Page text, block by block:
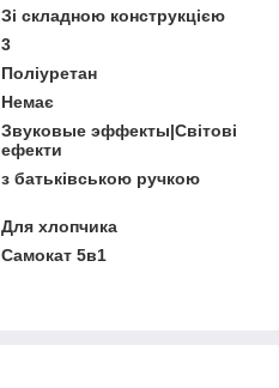
Зі складною конструкцією
3
Поліуретан
Немає
Звуковые эффекты|Світові
ефекти
з батьківською ручкою
Для хлопчика
Самокат 5в1